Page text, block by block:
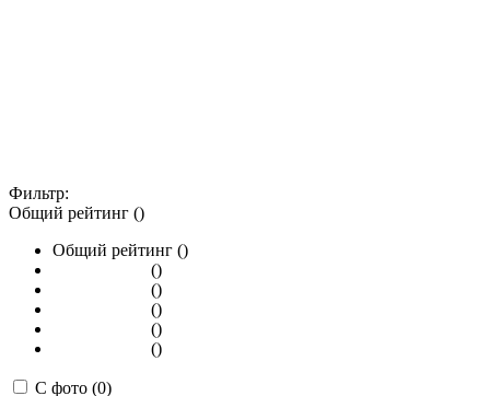
Фильтр:
Общий рейтинг ()
Общий рейтинг ()
()
()
()
()
()
С фото (0)